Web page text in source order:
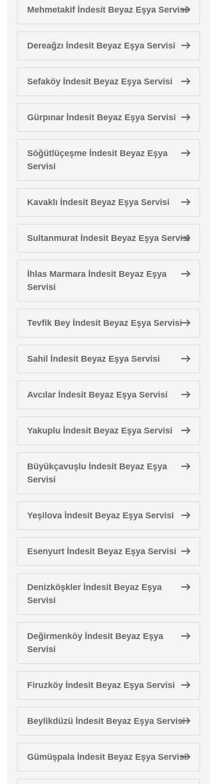
Mehmetakif İndesit Beyaz Eşya Servisi
Dereağzı İndesit Beyaz Eşya Servisi
Sefaköy İndesit Beyaz Eşya Servisi
Gürpınar İndesit Beyaz Eşya Servisi
Söğütlüçeşme İndesit Beyaz Eşya
Servisi
Kavaklı İndesit Beyaz Eşya Servisi
Sultanmurat İndesit Beyaz Eşya Servisi
İhlas Marmara İndesit Beyaz Eşya
Servisi
Tevfik Bey İndesit Beyaz Eşya Servisi
Sahil İndesit Beyaz Eşya Servisi
Avcılar İndesit Beyaz Eşya Servisi
Yakuplu İndesit Beyaz Eşya Servisi
Büyükçavuşlu İndesit Beyaz Eşya
Servisi
Yeşilova İndesit Beyaz Eşya Servisi
Esenyurt İndesit Beyaz Eşya Servisi
Denizköşkler İndesit Beyaz Eşya
Servisi
Değirmenköy İndesit Beyaz Eşya
Servisi
Firuzköy İndesit Beyaz Eşya Servisi
Beylikdüzü İndesit Beyaz Eşya Servisi
Gümüşpala İndesit Beyaz Eşya Servisi